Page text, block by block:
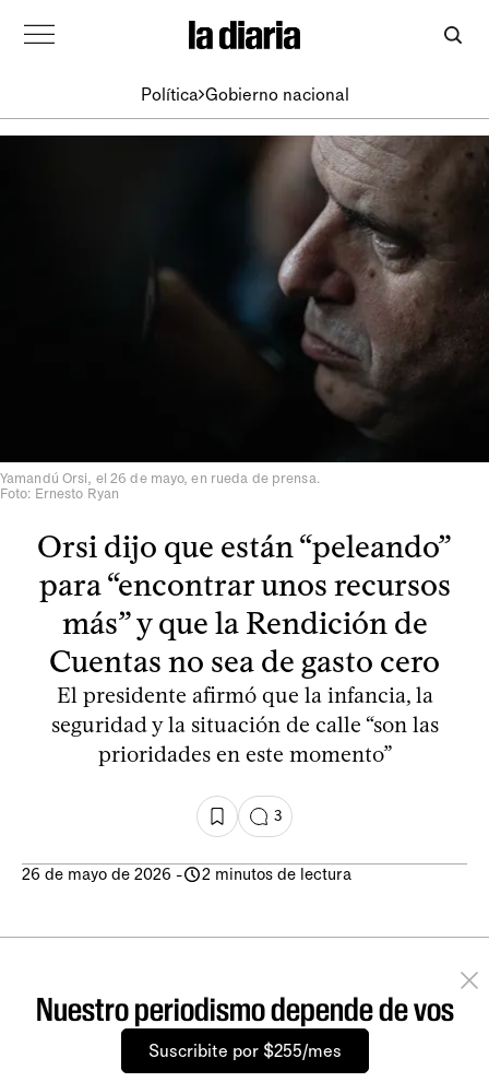
Política Gobierno nacional
Yamandú Orsi, el 26 de mayo, en rueda de prensa.
Foto: Ernesto Ryan
Orsi dijo que están “peleando”
para “encontrar unos recursos
más” y que la Rendición de
Cuentas no sea de gasto cero
El presidente afirmó que la infancia, la
seguridad y la situación de calle “son las
prioridades en este momento”
3
26 de mayo de 2026 - 2 minutos de lectura
Nuestro periodismo depende de vos
Suscribite por $255/mes